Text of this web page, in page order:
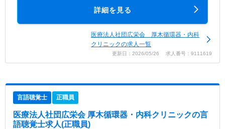
詳細を見る
医療法人社団広栄会 厚木循環器・内科
クリニックの求人一覧
更新日：2026/05/26 求人番号：9111619
言語聴覚士 正職員
医療法人社団広栄会 厚木循環器・内科クリニックの言
語聴覚士求人(正職員)